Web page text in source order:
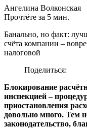
Ангелина Волконская
Прочтёте за 5 мин.
Банально, но факт:
счёта компании –
налоговой
Поделиться:
Блокирование
инспекцией –
приостановления
довольно много. Тем
законодательство,